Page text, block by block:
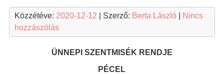
Közzétéve: 2020-12-12 | Szerző: Berta László|
Nincs
hozzászólás
ÜNNEPI SZENTMISÉK RENDJE
PÉCEL